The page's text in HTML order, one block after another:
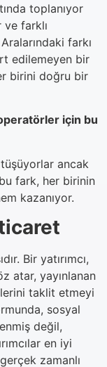
toplanıyor
farklı
farkı
edilemeyen bir
birini doğru bir
için bu
ancak
fark, her birinin
kazanıyor.
Bir yatırımcı,
atar, yayınlanan
taklit etmeyi
sosyal
değil,
en iyi
zamanlı